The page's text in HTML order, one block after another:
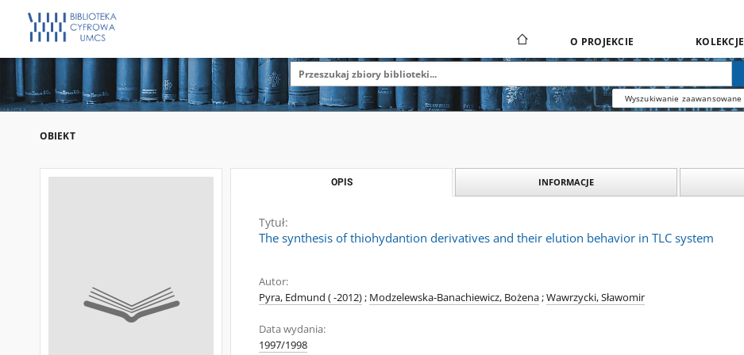
O PROJEKCIE KOLEKCJE
Wyszukiwanie zaawansowane
OBIEKT
OPIS INFORMACJE
Tytuł:
The synthesis of thiohydantion derivatives and their elution behavior in TLC system
Autor:
Pyra, Edmund ( -2012); Modzelewska-Banachiewicz, Bożena;Wawrzycki, Sławomir
Data wydania:
1997/1998